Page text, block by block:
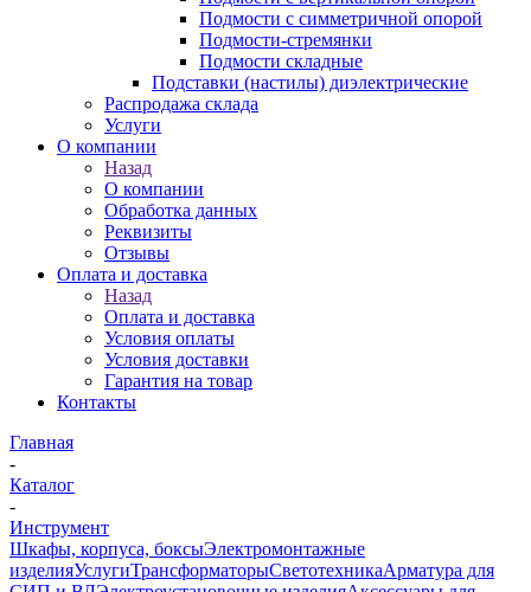
Подмости с симметричной опорой
Подмости-стремянки
Подмости складные
Подставки (настилы) диэлектрические
Распродажа склада
Услуги
О компании
Назад
О компании
Обработка данных
Реквизиты
Отзывы
Оплата и доставка
Назад
Оплата и доставка
Условия оплаты
Условия доставки
Гарантия на товар
Контакты
Главная
-
Каталог
-
Инструмент
Шкафы, корпуса, боксыЭлектромонтажные
изделияУслугиТрансформаторыСветотехникаАрматура для